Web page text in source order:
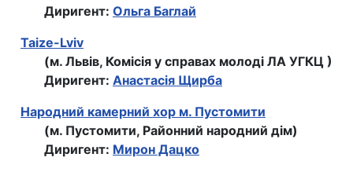
Диригент: Ольга Баглай
Taize-Lviv
(м. Львів, Комiсiя у справах молодi ЛА УГКЦ )
Диригент: Анастасія Щирба
Народний камерний хор м. Пустомити
(м. Пустомити, Районний народний дім)
Диригент: Мирон Дацко